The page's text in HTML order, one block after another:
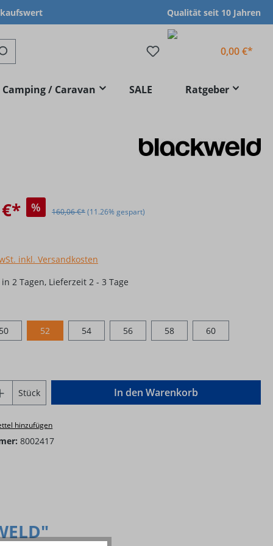
Qualität seit 10 Jahren
0,00 €*
Camping / Caravan SALE Ratgeber
% 160,06 €*(11.26% gespart)
inkl. Versandkosten
2 Tagen, Lieferzeit 2 - 3 Tage
50 52 54 56 58 60
Anzahl: Gib den gewünschten Wert
Stück In den Warenkorb
hinzufügen
8002417